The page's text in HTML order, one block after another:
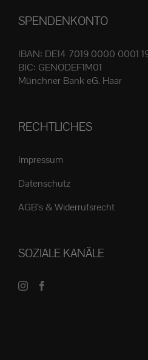
SPENDENKONTO
IBAN: DE14 7019 0000 0001
BIC: GENODEF1M01
Münchner Bank eG. Haar
RECHTLICHES
Impressum
Datenschutz
AGB’s & Widerrufsrecht
SOZIALE KANÄLE